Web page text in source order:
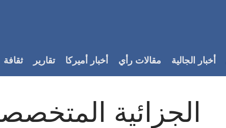
أخبار الجالية مقالات رأي أخبار أميركا تقارير ثقافة
الجزائية